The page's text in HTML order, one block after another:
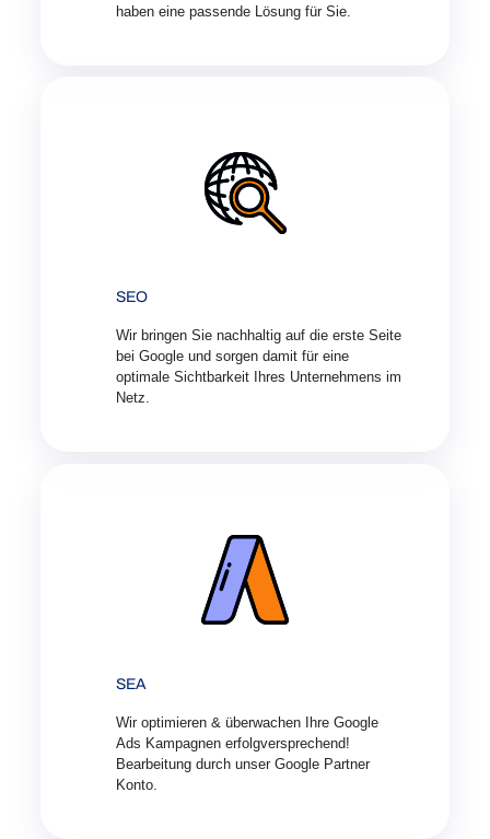
haben eine passende Lösung für Sie.
SEO
Wir bringen Sie nachhaltig auf die erste Seite
bei Google und sorgen damit für eine
optimale Sichtbarkeit Ihres Unternehmens im
Netz.
SEA
Wir optimieren & überwachen Ihre Google
Ads Kampagnen erfolgversprechend!
Bearbeitung durch unser Google Partner
Konto.